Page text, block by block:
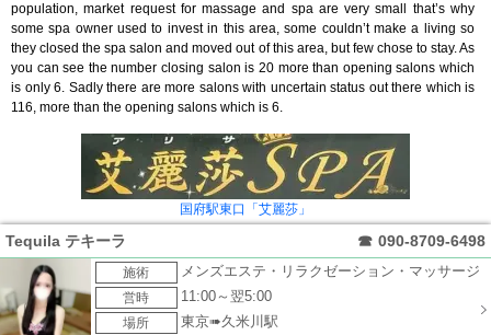
population, market request for massage and spa are very small that’s why
some spa owner used to invest in this area, some couldn’t make a living so
they closed the spa salon and moved out of this area, but few chose to stay. As
you can see the number closing salon is 20 more than opening salons which
is only 6. Sadly there are more salons with uncertain status out there which is
116, more than the opening salons which is 6.
国府駅東口「艾麗莎」
Tequila テキーラ ☎ 090-8709-6498
施術
メンズエステ・リラクゼーション・マッサージ
営時
11:00～翌5:00
場所
東京➠久米川駅